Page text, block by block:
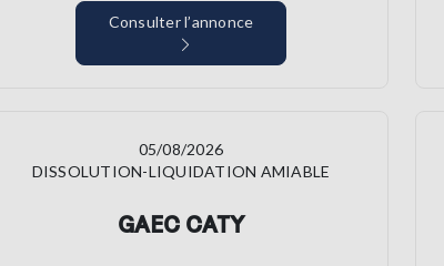
Consulter l’annonce
05/08/2026
DISSOLUTION-LIQUIDATION AMIABLE
GAEC CATY